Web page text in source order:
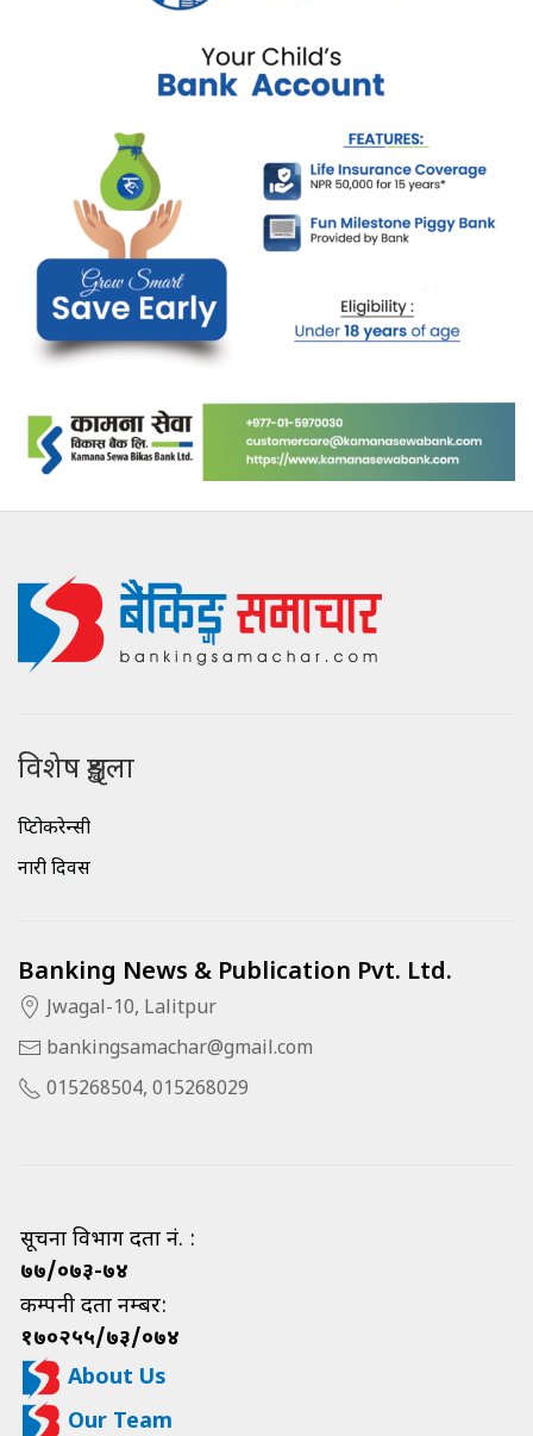
विशेष शृङ्खला
क्रिप्टोकरेन्सी
नारी दिवस
Banking News & Publication Pvt. Ltd.
Jwagal-10, Lalitpur
bankingsamachar@gmail.com
015268504, 015268029
सूचना विभाग दर्ता नं. :
७७/०७३-७४
कम्पनी दर्ता नम्बर:
१७०२५५/७३/०७४
About Us
Our Team